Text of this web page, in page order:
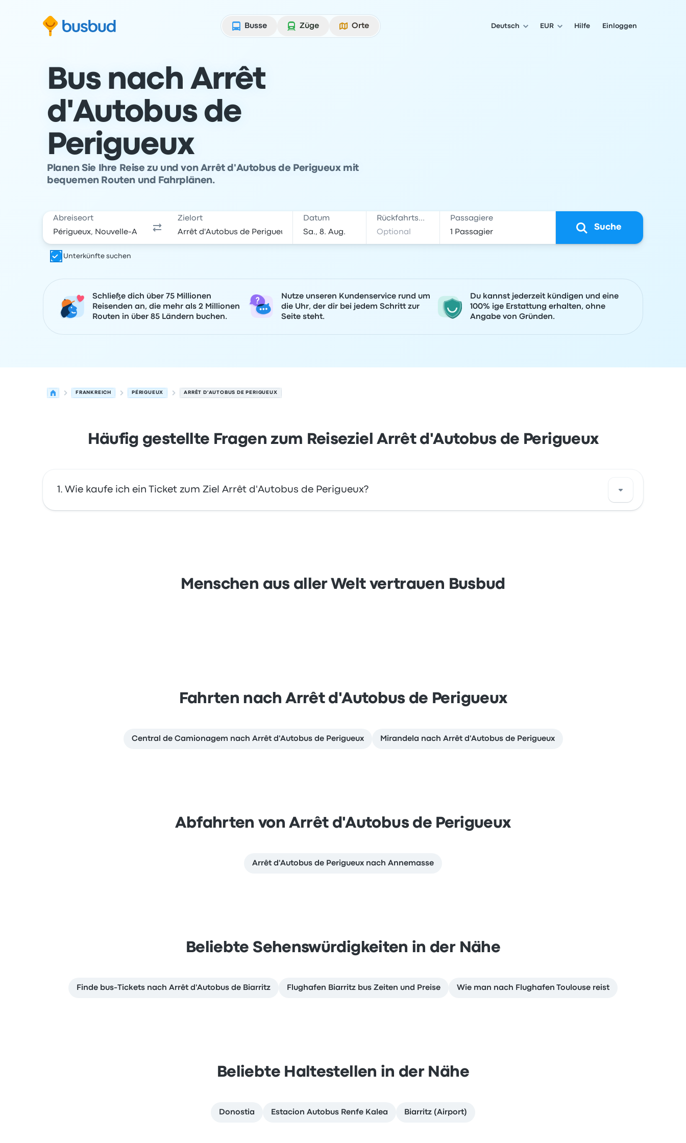
Busse
Züge Orte Deutsch EUR Hilfe Einloggen
Bus nach Arrêt
d'Autobus de
Perigueux
Planen Sie Ihre Reise zu und von Arrêt d'Autobus de Perigueux mit
bequemen Routen und Fahrplänen.
Abreiseort Zielort Datum Rückfahrtsdatum Passagiere
Suche
Unterkünfte suchen
Schließe dich über 75 Millionen
Reisenden an, die mehr als 2 Millionen
Routen in über 85 Ländern buchen.
Nutze unseren Kundenservice rund um
die Uhr, der dir bei jedem Schritt zur
Seite steht.
Du kannst jederzeit kündigen und eine
100% ige Erstattung erhalten, ohne
Angabe von Gründen.
FRANKREICH PÉRIGUEUX ARRÊT D'AUTOBUS DE PERIGUEUX
Häufig gestellte Fragen zum Reiseziel Arrêt d'Autobus de Perigueux
Wie kaufe ich ein Ticket zum Ziel Arrêt d'Autobus de Perigueux?
Menschen aus aller Welt vertrauen Busbud
Fahrten nach Arrêt d'Autobus de Perigueux
Central de Camionagem nach Arrêt d'Autobus de Perigueux Mirandela nach Arrêt d'Autobus de Perigueux
Abfahrten von Arrêt d'Autobus de Perigueux
Arrêt d'Autobus de Perigueux nach Annemasse
Beliebte Sehenswürdigkeiten in der Nähe
Finde bus-Tickets nach Arrêt d'Autobus de Biarritz Flughafen Biarritz bus Zeiten und Preise Wie man nach Flughafen Toulouse reist
Beliebte Haltestellen in der Nähe
Donostia Estacion Autobus Renfe Kalea Biarritz (Airport)